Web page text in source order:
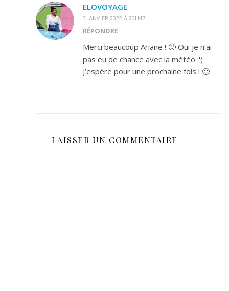
ELOVOYAGE
3 JANVIER 2022 À 20H47
RÉPONDRE
Merci beaucoup Ariane ! 🙂 Oui je n’ai
pas eu de chance avec la météo :'(
J’espère pour une prochaine fois ! 🙂
LAISSER UN COMMENTAIRE